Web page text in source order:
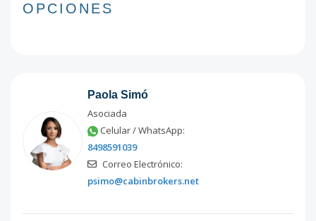
OPCIONES
Paola Simó
Asociada
Celular / WhatsApp:
8498591039
Correo Electrónico:
psimo@cabinbrokers.net